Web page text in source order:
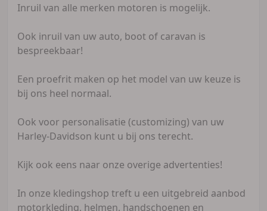
Inruil van alle merken motoren is mogelijk.
Ook inruil van uw auto, boot of caravan is
bespreekbaar!
Een proefrit maken op het model van uw keuze is
bij ons heel normaal.
Ook voor personalisatie (customizing) van uw
Harley-Davidson kunt u bij ons terecht.
Kijk ook eens naar onze overige advertenties!
In onze kledingshop treft u een uitgebreid aanbod
motorkleding, helmen, handschoenen en